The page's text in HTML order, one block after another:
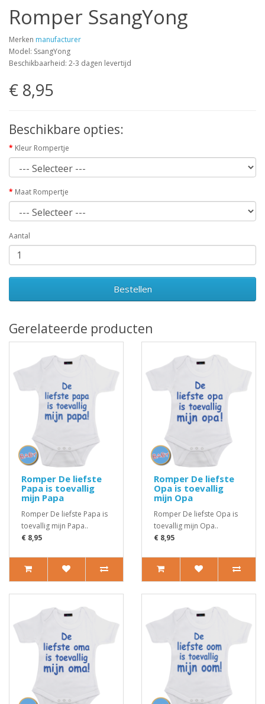
Romper SsangYong
Merken manufacturer
Model: SsangYong
Beschikbaarheid: 2-3 dagen levertijd
€ 8,95
Beschikbare opties:
Kleur Rompertje
Maat Rompertje
Aantal
Bestellen
Gerelateerde producten
Romper De liefste
Papa is toevallig
mijn Papa
Romper De liefste Papa is
toevallig mijn Papa..
€ 8,95
Romper De liefste
Opa is toevallig
mijn Opa
Romper De liefste Opa is
toevallig mijn Opa..
€ 8,95